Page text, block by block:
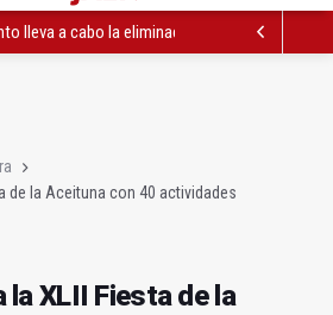
lleva a cabo la eliminación de grafitis en el
de la Aceituna con 40 actividades
XLII Fiesta de la